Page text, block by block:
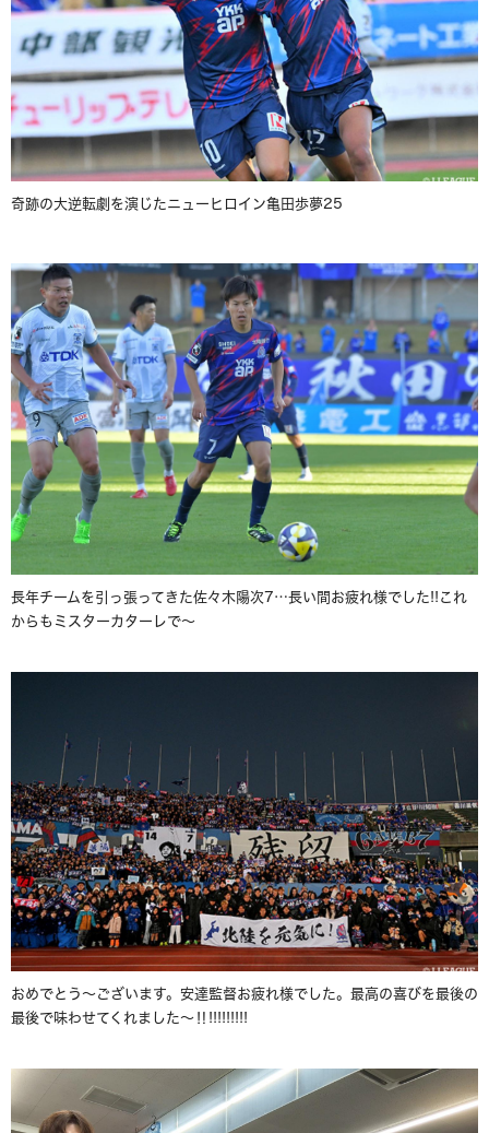
奇跡の大逆転劇を演じたニューヒロイン亀田歩夢25
長年チームを引っ張ってきた佐々木陽次7…長い間お疲れ様でした!!これ
からもミスターカターレで～
おめでとう～ございます。安達監督お疲れ様でした。最高の喜びを最後の
最後で味わせてくれました～‼!!!!!!!!!